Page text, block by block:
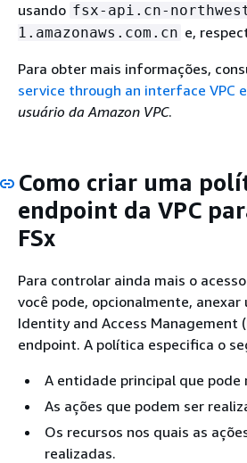
usando fsx-api.cn-
1.amazonaws.com.cn e,
Para obter mais informações,
service through an interface VPC
usuário da Amazon VPC.
Como criar uma
endpoint da VPC
FSx
Para controlar ainda mais o acesso
você pode, opcionalmente, anexar
Identity and Access Management
endpoint. A política especifica o
A entidade principal que pode
As ações que podem ser
Os recursos nos quais as
realizadas.